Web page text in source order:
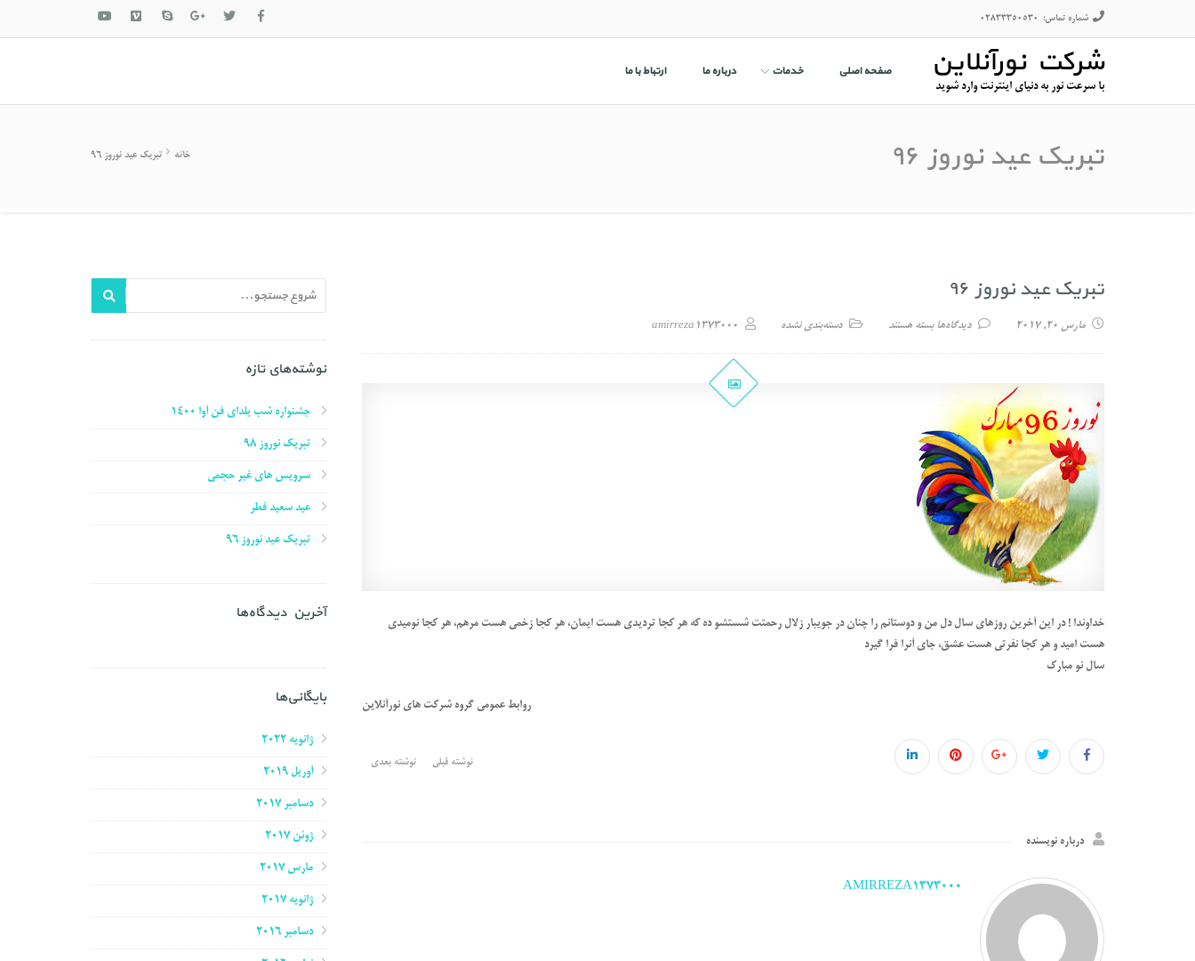
شماره تماس: 02833350530
شرکت نورآنلاین
با سرعت نور به دنیای اینترنت وارد شوید
صفحه اصلی خدمات درباره ما ارتباط با ما
تبریک عید نوروز ۹۶ خانه تبریک عید نوروز ۹۶
تبریک عید نوروز ۹۶
مارس 20, 2017 دیدگاه‌هابرای تبریک عید نوروز ۹۶
بسته هستند دسته‌بندی نشده amirreza1373000
خداوندا ! در این آخرین روزهای سال دل من و دوستانم را چنان در جویبار زلال رحمتت شستشو ده که هر کجا تردیدی هست ایمان، هر کجا زخمی هست مرهم، هر کجا نومیدی
هست امید و هر کجا نفرتی هست عشق، جای آنرا فرا گیرد
سال نو مبارک
روابط عمومی گروه شرکت های نورآنلاین
نوشته قبلی نوشته بعدی
درباره نویسنده
AMIRREZA1373000
نوشته‌های تازه
جشنواره شب یلدای فن آوا ۱۴۰۰
تبریک نوروز ۹۸
سرویس های غیر حجمی
عید سعید فطر
تبریک عید نوروز ۹۶
آخرین دیدگاه‌ها
بایگانی‌ها
ژانویه 2022
آوریل 2019
دسامبر 2017
ژوئن 2017
مارس 2017
ژانویه 2017
دسامبر 2016